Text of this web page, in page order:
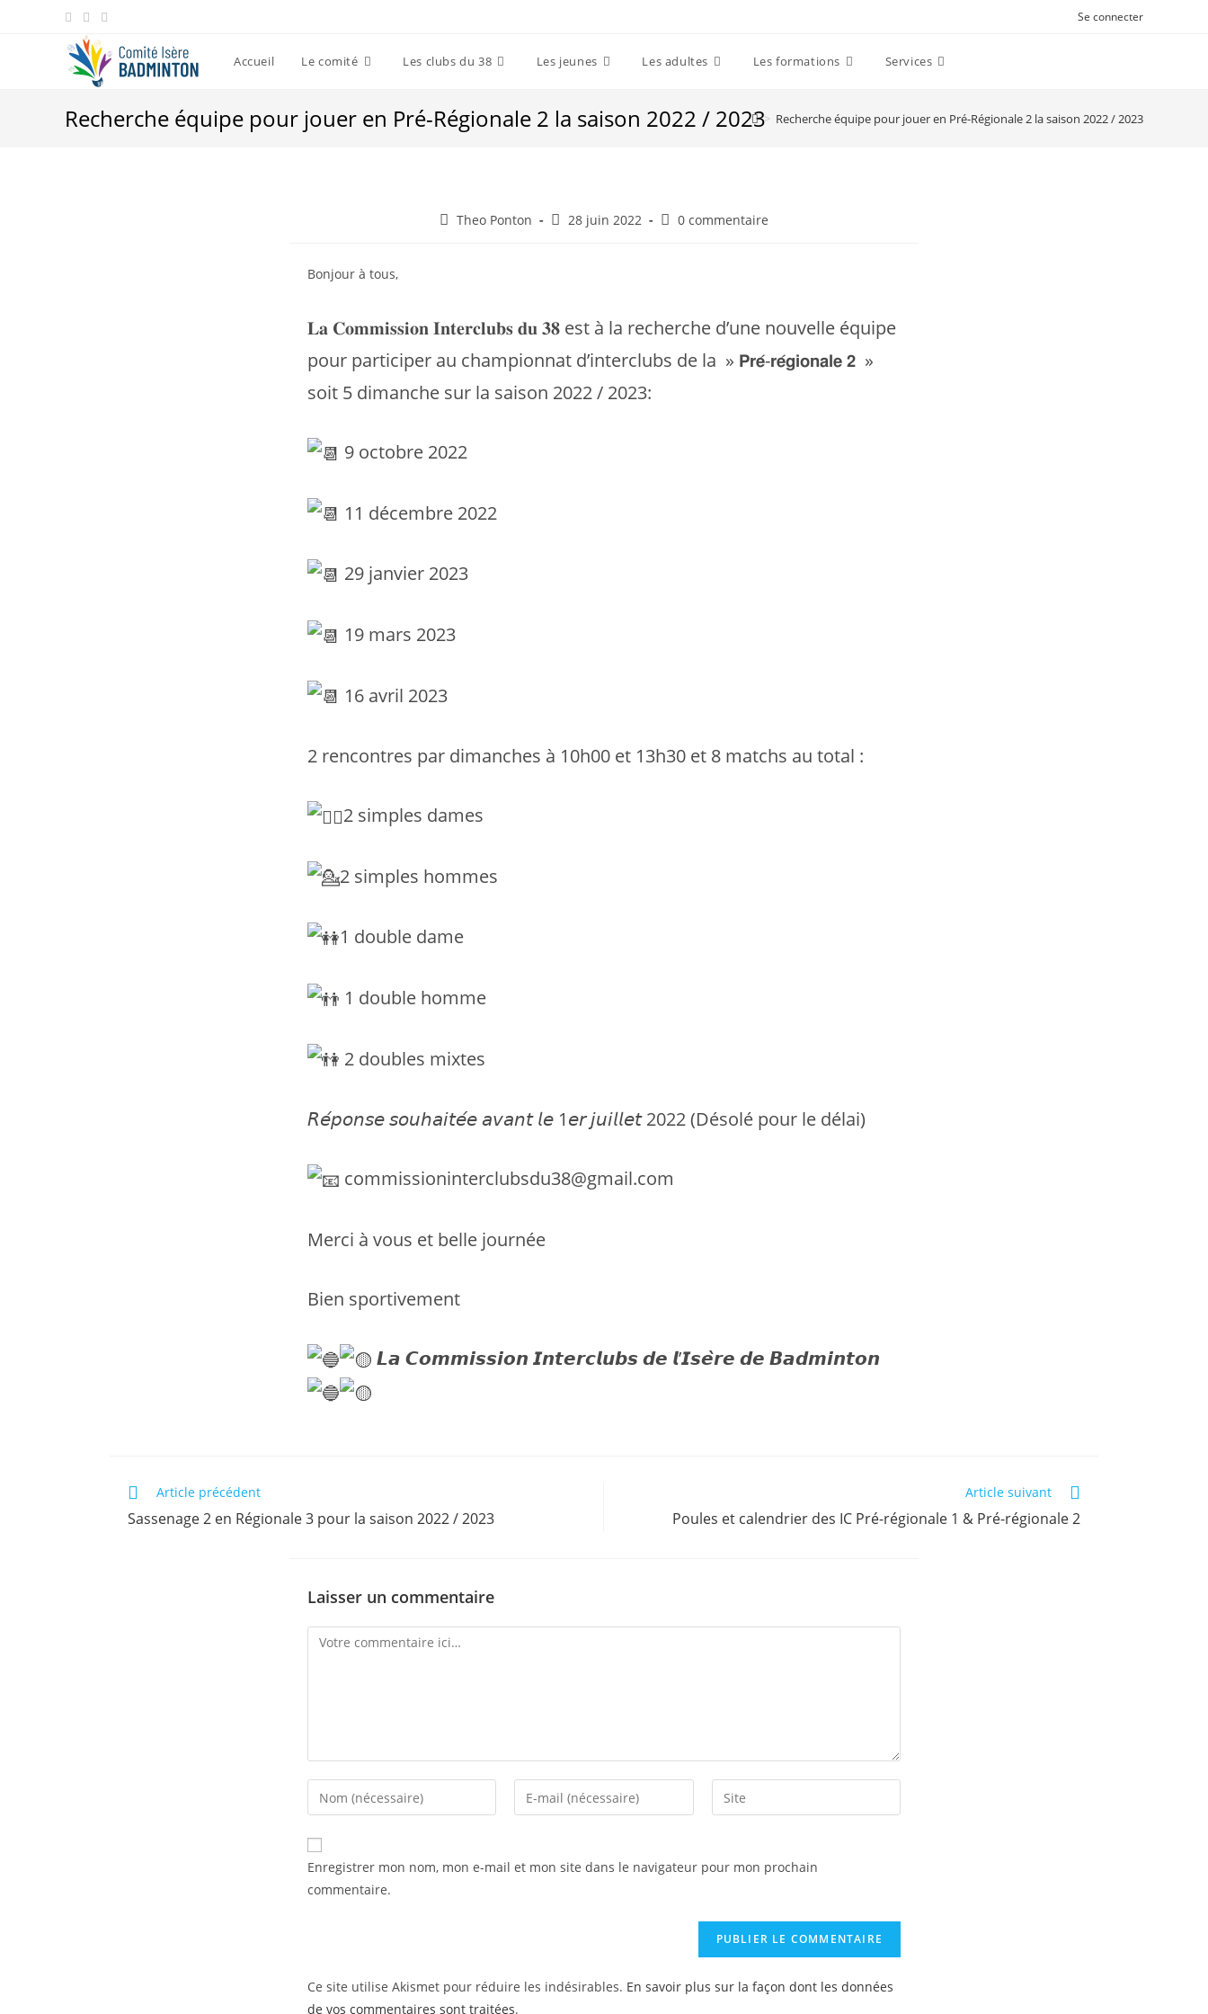
Se connecter
Accueil Le comité Les clubs du 38 Les jeunes Les adultes Les formations Services
Recherche équipe pour jouer en Pré-Régionale 2 la saison 2022 / 2023> Recherche équipe pour jouer en Pré-Régionale 2 la saison 2022 / 2023
Auteur/autrice
Theo Ponton
Post28 juin 2022
Post0 commentaire
Bonjour à tous,
𝐋𝐚 𝐂𝐨𝐦𝐦𝐢𝐬𝐬𝐢𝐨𝐧 𝐈𝐧𝐭𝐞𝐫𝐜𝐥𝐮𝐛𝐬 𝐝𝐮 𝟑𝟖 est à la recherche d’une nouvelle équipe
pour participer au championnat d’interclubs de la » 𝗣𝗿𝗲́-𝗿𝗲́𝗴𝗶𝗼𝗻𝗮𝗹𝗲 𝟮 »
soit 5 dimanche sur la saison 2022 / 2023:
9 octobre 2022
11 décembre 2022
29 janvier 2023
19 mars 2023
16 avril 2023
2 rencontres par dimanches à 10h00 et 13h30 et 8 matchs au total :
2 simples dames
2 simples hommes
1 double dame
1 double homme
2 doubles mixtes
𝘙𝘦́𝘱𝘰𝘯𝘴𝘦 𝘴𝘰𝘶𝘩𝘢𝘪𝘵𝘦́𝘦 𝘢𝘷𝘢𝘯𝘵 𝘭𝘦 1𝘦𝘳 𝘫𝘶𝘪𝘭𝘭𝘦𝘵 2022 (Désolé pour le délai)
commissioninterclubsdu38@gmail.com
Merci à vous et belle journée
Bien sportivement
𝙇𝙖 𝘾𝙤𝙢𝙢𝙞𝙨𝙨𝙞𝙤𝙣 𝙄𝙣𝙩𝙚𝙧𝙘𝙡𝙪𝙗𝙨 𝙙𝙚 𝙡’𝙄𝙨𝙚̀𝙧𝙚 𝙙𝙚 𝘽𝙖𝙙𝙢𝙞𝙣𝙩𝙤𝙣
Read
articles
Article précédent
Sassenage 2 en Régionale 3 pour la saison 2022 / 2023
Article suivant
Poules et calendrier des IC Pré-régionale 1 & Pré-régionale 2
Laisser un commentaire
Comment
Enter
your
name
or
username
Enter
your
Enter
your
(optional)
Enregistrer mon nom, mon e-mail et mon site dans le navigateur pour mon prochain
commentaire.
Ce site utilise Akismet pour réduire les indésirables. En savoir plus sur la façon dont les données
de vos commentaires sont traitées.